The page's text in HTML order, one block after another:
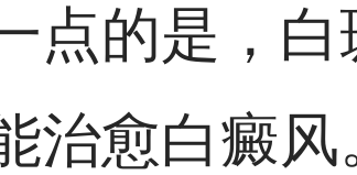
点的是，
治愈白癜